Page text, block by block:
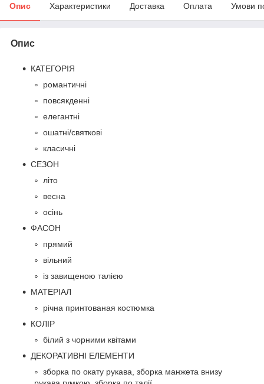
Опис Характеристики Доставка Оплата Умови
Опис
КАТЕГОРІЯ
романтичні
повсякденні
елегантні
ошатні/святкові
класичні
СЕЗОН
літо
весна
осінь
ФАСОН
прямий
вільний
із завищеною талією
МАТЕРІАЛ
річна принтованая костюмка
КОЛІР
білий з чорними квітами
ДЕКОРАТИВНІ ЕЛЕМЕНТИ
зборка по окату рукава, зборка манжета внизу